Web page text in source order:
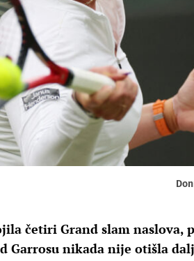
četiri Grand slam naslova,
Garrosu nikada nije otišla